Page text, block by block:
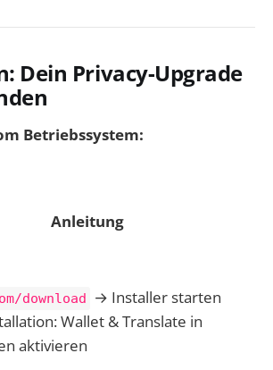
Dein Privacy-Upgrade
Betriebssystem:
Anleitung
download
→ Installer starten
Wallet & Translate in
aktivieren